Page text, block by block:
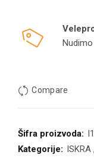
Compare
Šifra proizvoda:
Kategorije: ISKRA ,